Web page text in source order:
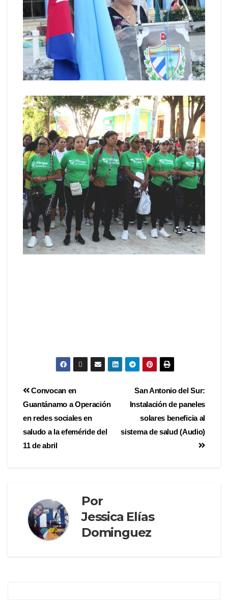
San Antonio del Sur:
Instalación de paneles
solares beneficia al
sistema de salud (Audio)
Convocan en
Guantánamo a Operación
en redes sociales en
saludo a la efeméride del
11 de abril
Por
Jessica Elías
Dominguez